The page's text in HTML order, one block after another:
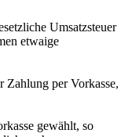
Umsatzsteuer
etwaige
Zahlung per Vorkasse,
gewählt, so